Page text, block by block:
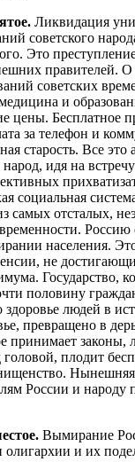
. Ликвидация
советского
Это
правителей. О
советских
и
цены. Бесплатное
за телефон и
старость. Все это
идя на
социальная
самых отсталых,
Россию
населения.
не
Государство,
половину
здоровье людей в
превращено в
принимает
плодит
Нынешняя
России и народу
. Вымирание
олигархии и их